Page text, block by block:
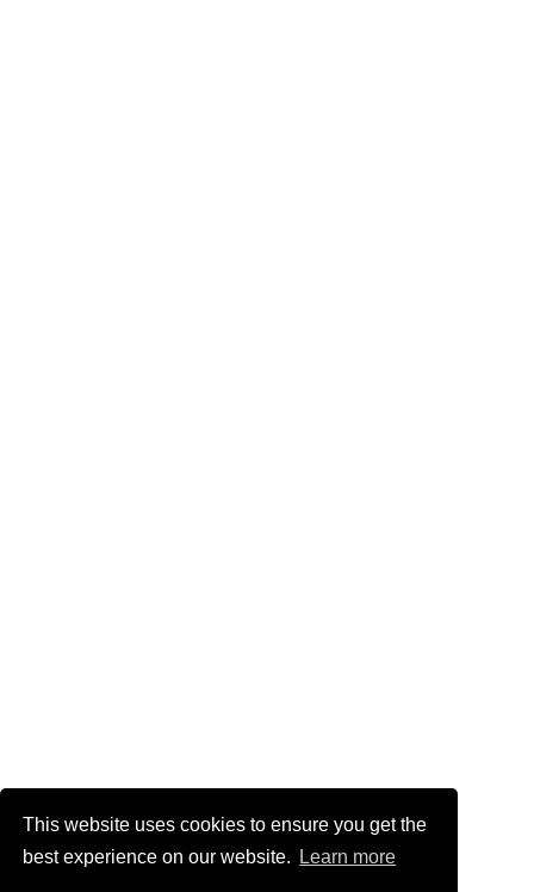
This website uses cookies to ensure you get the
best experience on our website.
Learn more